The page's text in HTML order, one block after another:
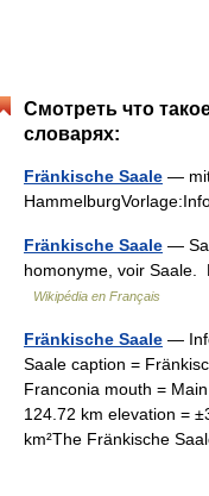
Смотреть что
словарях:
Fränkische Saale — mit
Fränkische Saale —
homonyme, voir Saale.
Wikipédia en Français
Fränkische Saale —
Saale caption =
Franconia mouth =
124.72 km elevation =
km²The Fränkische